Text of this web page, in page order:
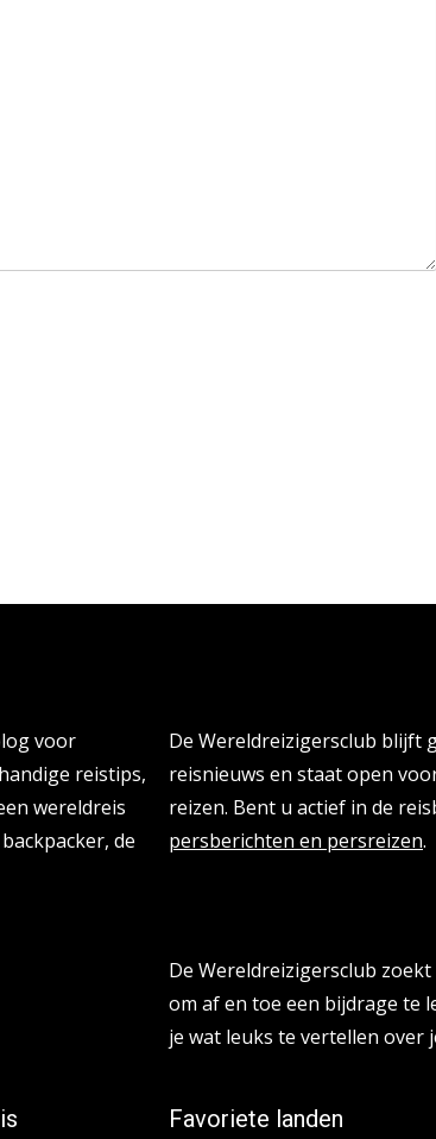
voor
reistips,
wereldreis
de
De Wereldreizigersclub blijft
reisnieuws en staat open
reizen. Bent u actief in de
persberichten en persreizen.
De Wereldreizigersclub
om af en toe een bijdrage te
je wat leuks te vertellen over
Favoriete landen